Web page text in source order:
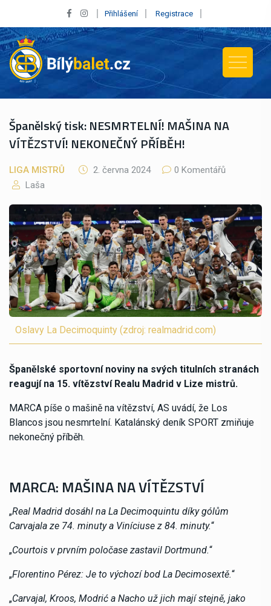
Přihlášení Registrace
Španělský tisk: NESMRTELNÍ! MAŠINA NA
VÍTĚZSTVÍ! NEKONEČNÝ PŘÍBĚH!
LIGA MISTRŮ 2. června 2024
0 Komentářů
Laša
Oslavy La Decimoquinty (zdroj: realmadrid.com)
Španělské sportovní noviny na svých titulních stranách
reagují na 15. vítězství Realu Madrid v Lize mistrů.
MARCA píše o mašině na vítězství, AS uvádí, že Los
Blancos jsou nesmrtelní. Katalánský deník SPORT zmiňuje
nekonečný příběh.
MARCA: MAŠINA NA VÍTĚZSTVÍ
„Real Madrid dosáhl na La Decimoquintu díky gólům
Carvajala ze 74. minuty a Viníciuse z 84. minuty.“
„Courtois v prvním poločase zastavil Dortmund.“
„Florentino Pérez: Je to výchozí bod La Decimosextě.“
„Carvajal, Kroos, Modrić a Nacho už jich mají stejně, jako